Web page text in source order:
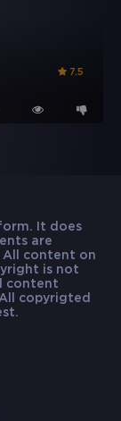
7.5
It does
are
content on
is not
content
copyrigted